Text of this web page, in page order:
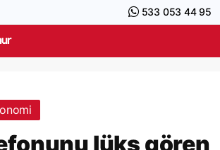
533 053 44 95
lüks gören